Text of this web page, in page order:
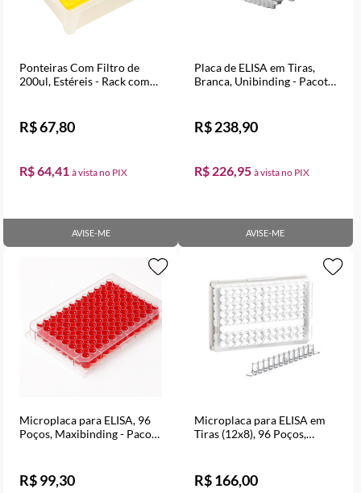
Ponteiras Com Filtro de
200ul, Estéreis - Rack com
R$ 64,41
R$ 67,80
AVISE-ME
Placa de ELISA em Tiras,
Branca, Unibinding - Pacote
R$ 226,95
R$ 238,90
AVISE-ME
Microplaca para ELISA, 96
Poços, Maxibinding - Pacote
R$ 99,30
Microplaca para ELISA em
Tiras (12x8), 96 Poços,
R$ 166,00